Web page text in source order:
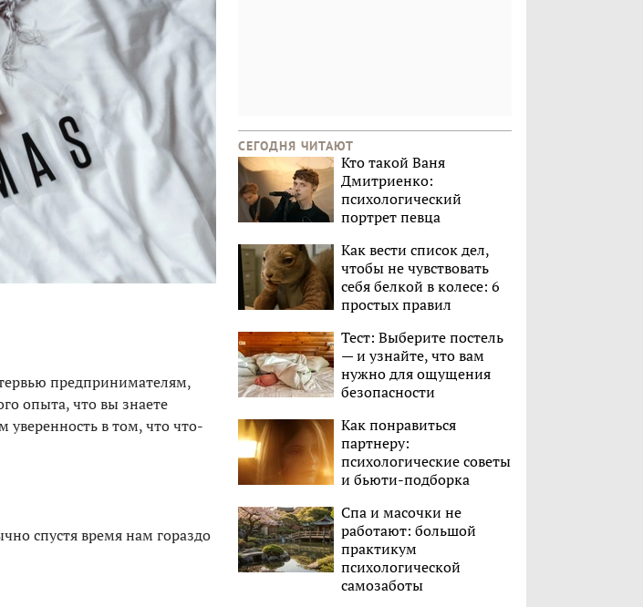
предпринимателям,
опыта, что вы знаете
в том, что что-
спустя время нам гораздо
СЕГОДНЯ ЧИТАЮТ
Кто такой Ваня
Дмитриенко:
психологический
портрет певца
Как вести список дел,
чтобы не чувствовать
себя белкой в колесе: 6
простых правил
Тест: Выберите постель
— и узнайте, что вам
нужно для ощущения
безопасности
Как понравиться
партнеру:
психологические советы
и бьюти-подборка
Спа и масочки не
работают: большой
практикум
психологической
самозаботы